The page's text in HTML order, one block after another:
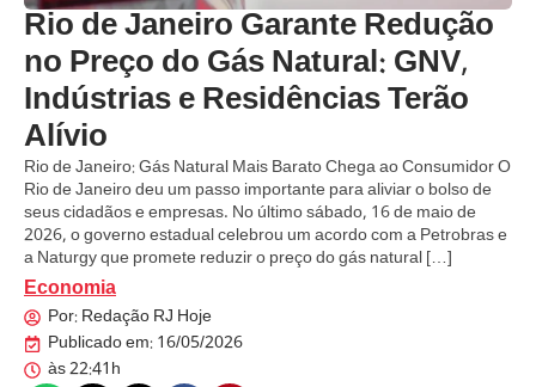
Rio de Janeiro Garante Redução
no Preço do Gás Natural: GNV,
Indústrias e Residências Terão
Alívio
Rio de Janeiro: Gás Natural Mais Barato Chega ao Consumidor O
Rio de Janeiro deu um passo importante para aliviar o bolso de
seus cidadãos e empresas. No último sábado, 16 de maio de
2026, o governo estadual celebrou um acordo com a Petrobras e
a Naturgy que promete reduzir o preço do gás natural […]
Economia
Por: Redação RJ Hoje
Publicado em: 16/05/2026
às22:41h